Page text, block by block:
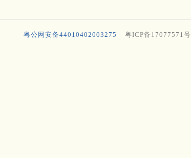
粤公网安备44010402003275 粤ICP备17077571号